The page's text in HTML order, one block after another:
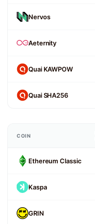
Nervos
Aeternity
Quai KAWPOW
Quai SHA256
COIN
Ethereum Classic
Kaspa
GRIN